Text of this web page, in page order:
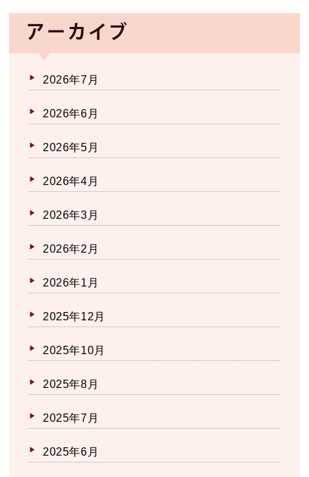
アーカイブ
2026年7月
2026年6月
2026年5月
2026年4月
2026年3月
2026年2月
2026年1月
2025年12月
2025年10月
2025年8月
2025年7月
2025年6月